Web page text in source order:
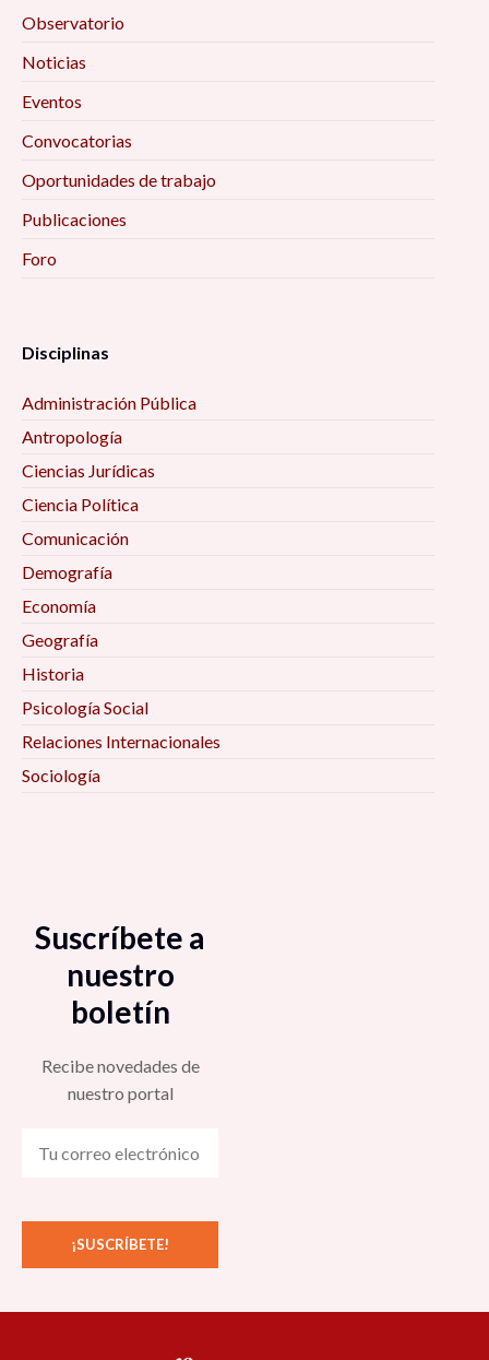
Observatorio
Noticias
Eventos
Convocatorias
Oportunidades de trabajo
Publicaciones
Foro
Disciplinas
Administración Pública
Antropología
Ciencias Jurídicas
Ciencia Política
Comunicación
Demografía
Economía
Geografía
Historia
Psicología Social
Relaciones Internacionales
Sociología
Suscríbete a
nuestro
boletín
Recibe novedades de
nuestro portal